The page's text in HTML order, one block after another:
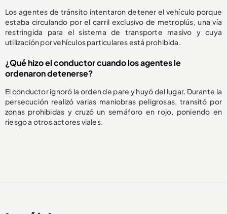
Los agentes de tránsito intentaron detener el vehículo porque
estaba circulando por el carril exclusivo de metroplús, una vía
restringida para el sistema de transporte masivo y cuya
utilización por vehículos particulares está prohibida.
¿Qué hizo el conductor cuando los agentes le
ordenaron detenerse?
El conductor ignoró la orden de pare y huyó del lugar. Durante la
persecución realizó varias maniobras peligrosas, transitó por
zonas prohibidas y cruzó un semáforo en rojo, poniendo en
riesgo a otros actores viales.